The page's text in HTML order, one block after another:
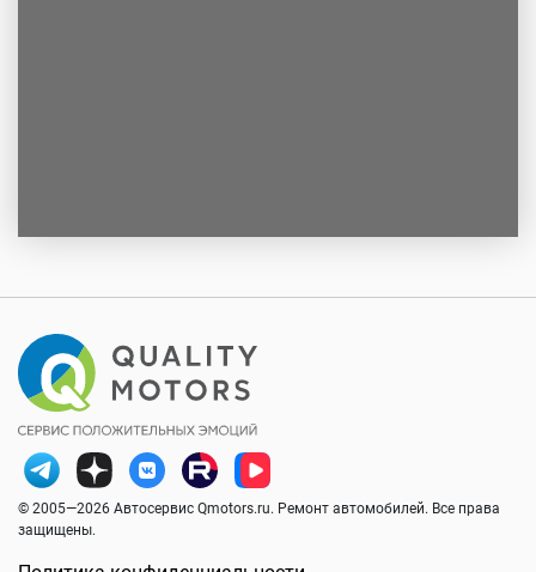
© 2005—2026 Автосервис Qmotors.ru. Ремонт автомобилей. Все права
защищены.